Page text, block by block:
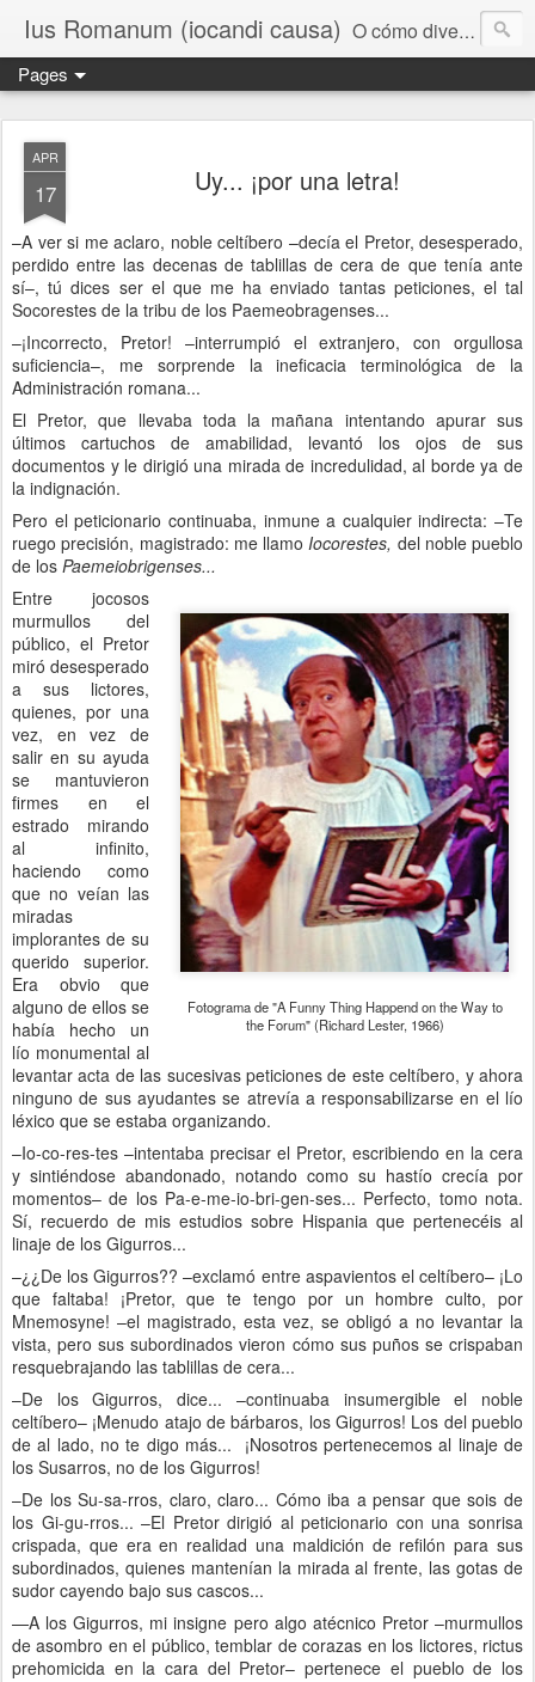
Ius Romanum (iocandi causa) O cómo divertirse con el Derecho Romano
Pages
APR
17 Uy... ¡por una letra!
–A ver si me aclaro, noble celtíbero –decía el Pretor, desesperado,
perdido entre las decenas de tablillas de cera de que tenía ante
sí–, tú dices ser el que me ha enviado tantas peticiones, el tal
Socorestes de la tribu de los Paemeobragenses...
–¡Incorrecto, Pretor! –interrumpió el extranjero, con orgullosa
suficiencia–, me sorprende la ineficacia terminológica de la
Administración romana...
El Pretor, que llevaba toda la mañana intentando apurar sus
últimos cartuchos de amabilidad, levantó los ojos de sus
documentos y le dirigió una mirada de incredulidad, al borde ya de
la indignación.
Pero el peticionario continuaba, inmune a cualquier indirecta: –Te
ruego precisión, magistrado: me llamoIocorestes, del noble pueblo
de los Paemeiobrigenses...
Fotograma de "A Funny Thing Happend on the Way to
the Forum" (Richard Lester, 1966)
Entre jocosos
murmullos del
público, el Pretor
miró desesperado
a sus lictores,
quienes, por una
vez, en vez de
salir en su ayuda
se mantuvieron
firmes en el
estrado mirando
al infinito,
haciendo como
que no veían las
miradas
implorantes de su
querido superior.
Era obvio que
alguno de ellos se
había hecho un
lío monumental al
levantar acta de las sucesivas peticiones de este celtíbero, y ahora
ninguno de sus ayudantes se atrevía a responsabilizarse en el lío
léxico que se estaba organizando.
–Io-co-res-tes –intentaba precisar el Pretor, escribiendo en la cera
y sintiéndose abandonado, notando como su hastío crecía por
momentos– de los Pa-e-me-io-bri-gen-ses... Perfecto, tomo nota.
Sí, recuerdo de mis estudios sobre Hispania que pertenecéis al
linaje de los Gigurros...
–¿¿De los Gigurros?? –exclamó entre aspavientos el celtíbero– ¡Lo
que faltaba! ¡Pretor, que te tengo por un hombre culto, por
Mnemosyne! –el magistrado, esta vez, se obligó a no levantar la
vista, pero sus subordinados vieron cómo sus puños se crispaban
resquebrajando las tablillas de cera...
–De los Gigurros, dice... –continuaba insumergible el noble
celtíbero– ¡Menudo atajo de bárbaros, los Gigurros! Los del pueblo
de al lado, no te digo más...
¡Nosotros pertenecemos al linaje de
los Susarros, no de los Gigurros!
–De los Su-sa-rros, claro, claro... Cómo iba a pensar que sois de
los Gi-gu-rros... –El Pretor dirigió al peticionario con una sonrisa
crispada, que era en realidad una maldición de refilón para sus
subordinados, quienes mantenían la mirada al frente, las gotas de
sudor cayendo bajo sus cascos...
—A los Gigurros, mi insigne pero algo atécnico Pretor –murmullos
de asombro en el público, temblar de corazas en los lictores, rictus
prehomicida en la cara del Pretor– pertenece el pueblo de los